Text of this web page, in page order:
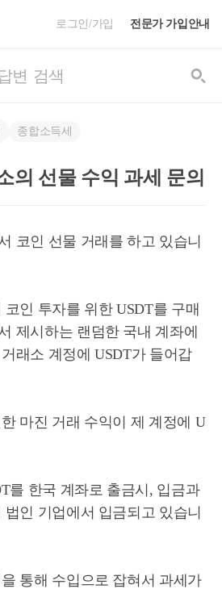
로그인/가입 전문가 가입안내
종합소득세
의 선물 수익 과세 문의
코인 선물 거래를 하고 있습니
인 투자를 위한 USDT를 구매
제시하는 랜덤한 국내 계좌에
래소 계정에 USDT가 들어갑
마진 거래 수익이 제 계정에 U
를 한국 계좌로 출금시, 입금과
인 기업에서 입금되고 있습니
통해 수입으로 잡혀서 과세가